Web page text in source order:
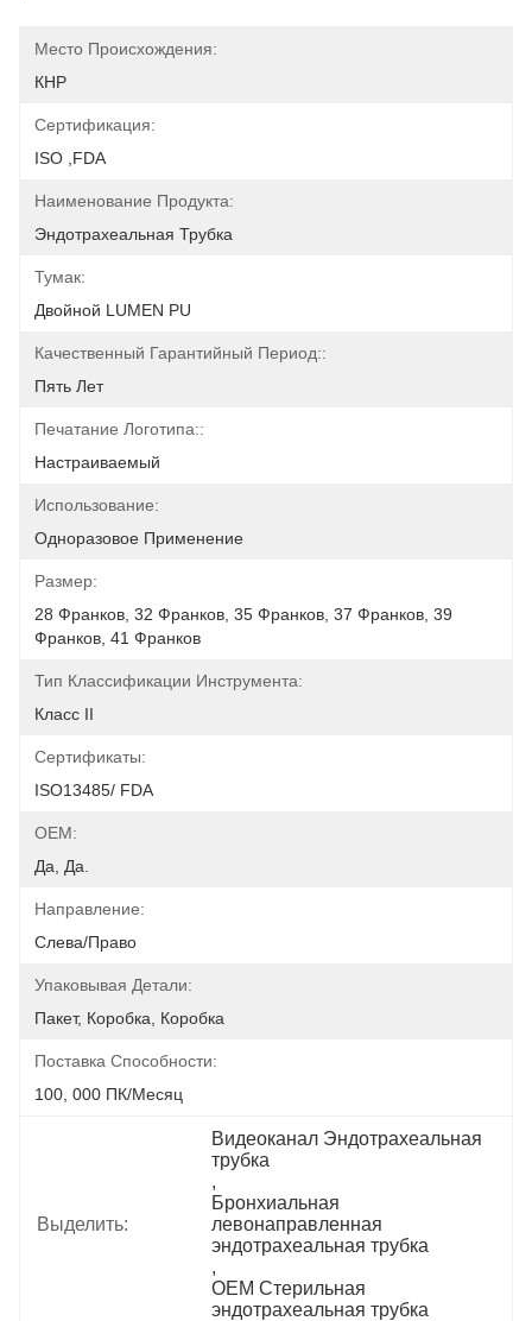
Место Происхождения:
КНР
Сертификация:
ISO ,FDA
Наименование Продукта:
Эндотрахеальная Трубка
Тумак:
Двойной LUMEN PU
Качественный Гарантийный Период::
Пять Лет
Печатание Логотипа::
Настраиваемый
Использование:
Одноразовое Применение
Размер:
28 Франков, 32 Франков, 35 Франков, 37 Франков, 39
Франков, 41 Франков
Тип Классификации Инструмента:
Класс II
Сертификаты:
ISO13485/ FDA
OEM:
Да, Да.
Направление:
Слева/Право
Упаковывая Детали:
Пакет, Коробка, Коробка
Поставка Способности:
100, 000 ПК/месяц
Выделить:
Видеоканал Эндотрахеальная
трубка
,
Бронхиальная
левонаправленная
эндотрахеальная трубка
,
OEM Стерильная
эндотрахеальная трубка